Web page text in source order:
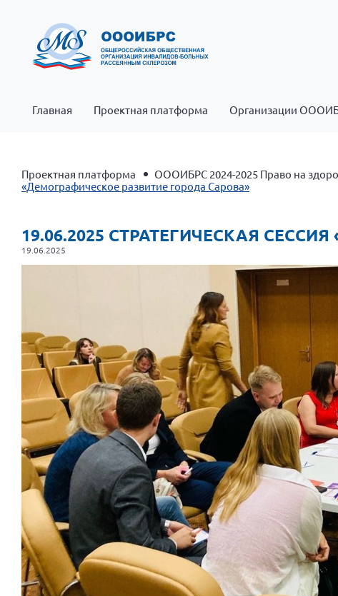
Главная Проектная платформа Организации
Проектная платформа ОООИБРС 2024-2025 Право на
«Демографическое развитие города Сарова»
19.06.2025 СТРАТЕГИЧЕСКАЯ
19.06.2025